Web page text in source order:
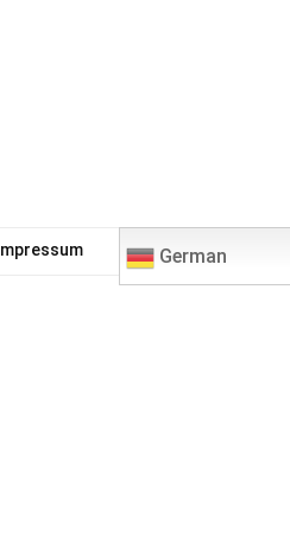
Impressum German